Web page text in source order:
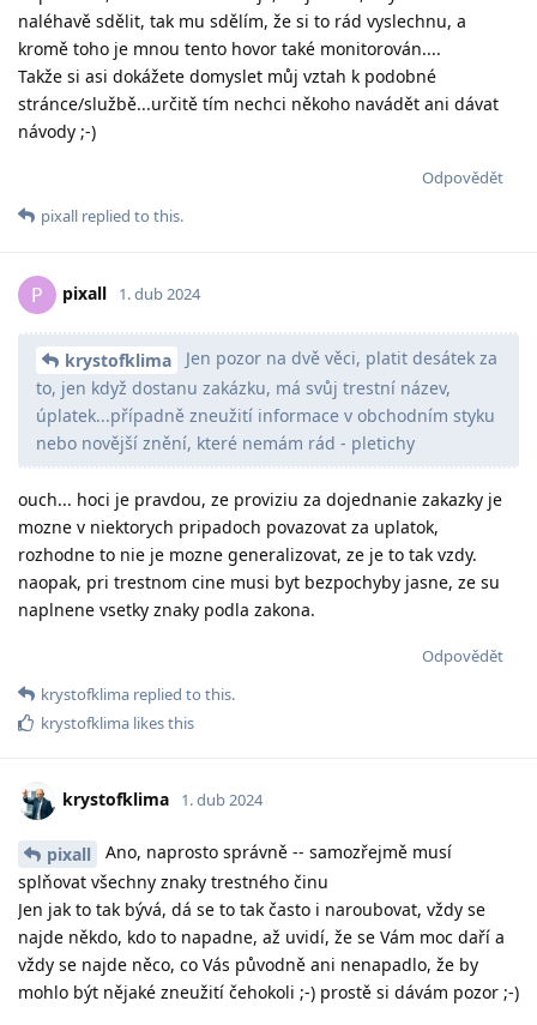
naléhavě sdělit, tak mu sdělím, že si to rád vyslechnu, a
kromě toho je mnou tento hovor také monitorován....
Takže si asi dokážete domyslet můj vztah k podobné
stránce/službě...určitě tím nechci někoho navádět ani dávat
návody ;-)
Odpovědět
pixall replied to this.
P pixall 1. dub 2024
krystofklima
Jen pozor na dvě věci, platit desátek za
to, jen když dostanu zakázku, má svůj trestní název,
úplatek...případně zneužití informace v obchodním styku
nebo novější znění, které nemám rád - pletichy
ouch... hoci je pravdou, ze proviziu za dojednanie zakazky je
mozne v niektorych pripadoch povazovat za uplatok,
rozhodne to nie je mozne generalizovat, ze je to tak vzdy.
naopak, pri trestnom cine musi byt bezpochyby jasne, ze su
naplnene vsetky znaky podla zakona.
Odpovědět
krystofklima replied to this.
krystofklima likes this
krystofklima 1. dub 2024
pixall
Ano, naprosto správně -- samozřejmě musí
splňovat všechny znaky trestného činu
Jen jak to tak bývá, dá se to tak často i naroubovat, vždy se
najde někdo, kdo to napadne, až uvidí, že se Vám moc daří a
vždy se najde něco, co Vás původně ani nenapadlo, že by
mohlo být nějaké zneužití čehokoli ;-) prostě si dávám pozor ;-)